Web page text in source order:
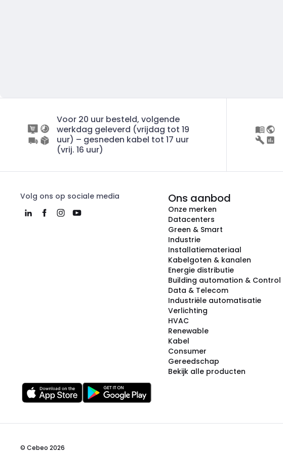
Voor 20 uur besteld, volgende
werkdag geleverd (vrijdag tot 19
uur) – gesneden kabel tot 17 uur
(vrij. 16 uur)
Volg ons op sociale media Ons aanbod
Onze merken
Datacenters
Green & Smart
Industrie
Installatiemateriaal
Kabelgoten & kanalen
Energie distributie
Building automation & Control
Data & Telecom
Industriële automatisatie
Verlichting
HVAC
Renewable
Kabel
Consumer
Gereedschap
Bekijk alle producten
© Cebeo 2026